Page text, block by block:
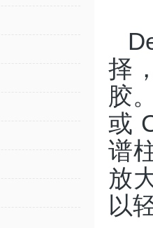
择
胶
或
谱
放
以